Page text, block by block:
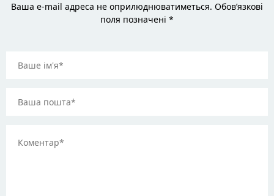
Ваша e-mail адреса не оприлюднюватиметься. Обов’язкові
поля позначені *